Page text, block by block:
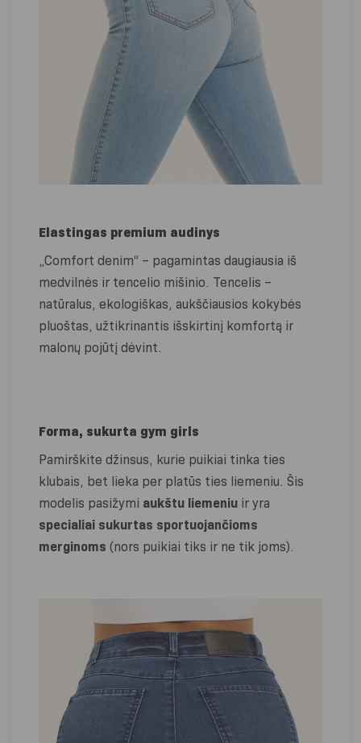
Elastingas premium audinys
„Comfort denim“ – pagamintas daugiausia iš
medvilnės ir tencelio mišinio. Tencelis –
natūralus, ekologiškas, aukščiausios kokybės
pluoštas, užtikrinantis išskirtinį komfortą ir
malonų pojūtį dėvint.
Forma, sukurta gym girls
Pamirškite džinsus, kurie puikiai tinka ties
klubais, bet lieka per platūs ties liemeniu. Šis
modelis pasižymi aukštu liemeniu ir yra
specialiai sukurtas sportuojančioms
merginoms (nors puikiai tiks ir ne tik joms).